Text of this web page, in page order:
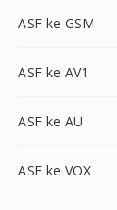
ASF ke GSM
ASF ke AV1
ASF ke AU
ASF ke VOX